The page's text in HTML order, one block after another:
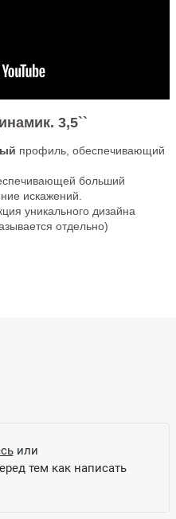
3,5``
профиль, обеспечивающий
больший
искажений.
уникального дизайна
отдельно)
или
тем как написать